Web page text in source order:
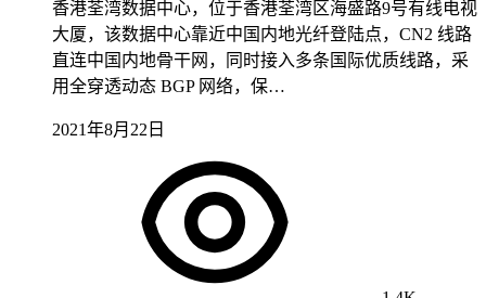
香港荃湾数据中心，位于香港荃湾区海盛路9号有线电视
大厦，该数据中心靠近中国内地光纤登陆点，CN2 线路
直连中国内地骨干网，同时接入多条国际优质线路，采
用全穿透动态 BGP 网络，保…
2021年8月22日